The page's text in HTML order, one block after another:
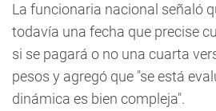
La funcionaria nacional señaló
todavía una fecha que precise
si se pagará o no una cuarta
pesos y agregó que "se está
dinámica es bien compleja".